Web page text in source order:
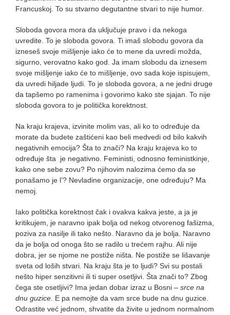
Francuskoj. To su stvarno degutantne stvari to nije humor.
Sloboda govora mora da uključuje pravo i da nekoga
uvredite. To je sloboda govora. Ti imaš slobodu govora da
izneseš svoje mišljenje iako će to mene da uvredi možda,
sigurno, verovatno kako god. Ja imam slobodu da iznesem
svoje mišljenje iako će to mišljenje, ovo sada koje ispisujem,
da uvredi hiljade ljudi. To je sloboda govora, a ne jedni druge
da tapšemo po ramenima i govorimo kako ste sjajan. To nije
sloboda govora to je politička korektnost.
Na kraju krajeva, izvinite molim vas, ali ko to određuje da
morate da budete zaštićeni kao beli medvedi od bilo kakvih
negativnih emocija? Šta to znači? Na kraju krajeva ko to
određuje šta je negativno. Feministi, odnosno feministkinje,
kako one sebe zovu? Po njihovim nalozima ćemo da se
ponašamo je l’? Nevladine organizacije, one određuju? Ma
nemoj.
Iako politička korektnost čak i ovakva kakva jeste, a ja je
kritikujem, je naravno ipak bolja od nekog otvorenog fašizma,
poziva za nasilje ili tako nešto. Naravno da je bolja. Naravno
da je bolja od onoga što se radilo u trećem rajhu. Ali nije
dobra, jer se njome ne postiže ništa. Ne postiže se lišavanje
sveta od loših stvari. Na kraju šta je to ljudi? Svi su postali
nešto hiper senzitivni ili ti super osetljivi. Šta znači to? Zbog
čega ste osetljivi? Ima jedan dobar izraz u Bosni – srce na
dnu guzice. E pa nemojte da vam srce bude na dnu guzice.
Odrastite već jednom, shvatite da živite u jednom normalnom